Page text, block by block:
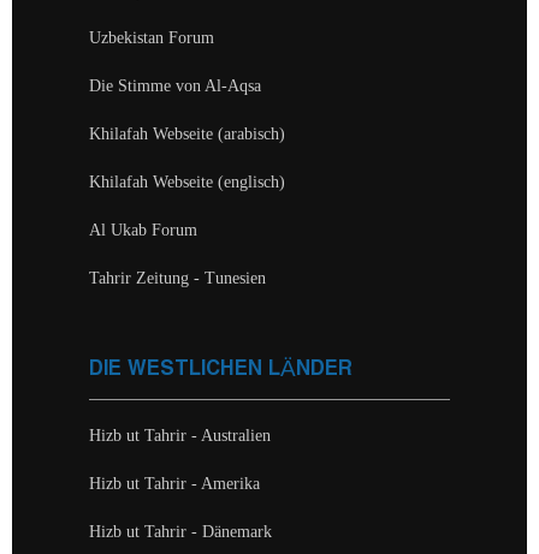
Uzbekistan Forum
Die Stimme von Al-Aqsa
Khilafah Webseite (arabisch)
Khilafah Webseite (englisch)
Al Ukab Forum
Tahrir Zeitung - Tunesien
DIE WESTLICHEN LÄNDER
Hizb ut Tahrir - Australien
Hizb ut Tahrir - Amerika
Hizb ut Tahrir - Dänemark